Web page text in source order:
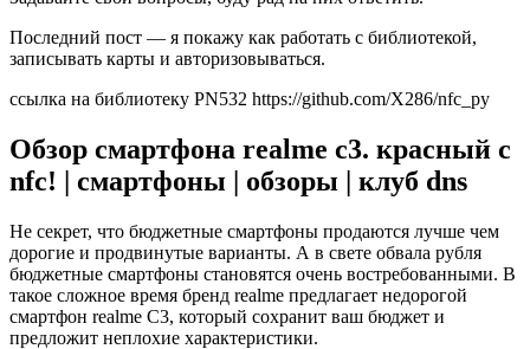
Последний пост — я покажу как работать с библиотекой,
записывать карты и авторизовываться.
ссылка на библиотеку PN532 https://github.com/X286/nfc_py
Обзор смартфона realme c3. красный с
nfc! | смартфоны | обзоры | клуб dns
Не секрет, что бюджетные смартфоны продаются лучше чем
дорогие и продвинутые варианты. А в свете обвала рубля
бюджетные смартфоны становятся очень востребованными. В
такое сложное время бренд realme предлагает недорогой
смартфон realme C3, который сохранит ваш бюджет и
предложит неплохие характеристики.